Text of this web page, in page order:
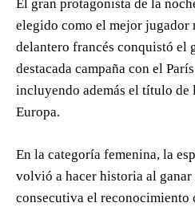
El gran protagonista de la
elegido como el mejor jugador
delantero francés conquistó el
destacada campaña con el
incluyendo además el título de
Europa.
En la categoría femenina, la
volvió a hacer historia al ganar
consecutiva el